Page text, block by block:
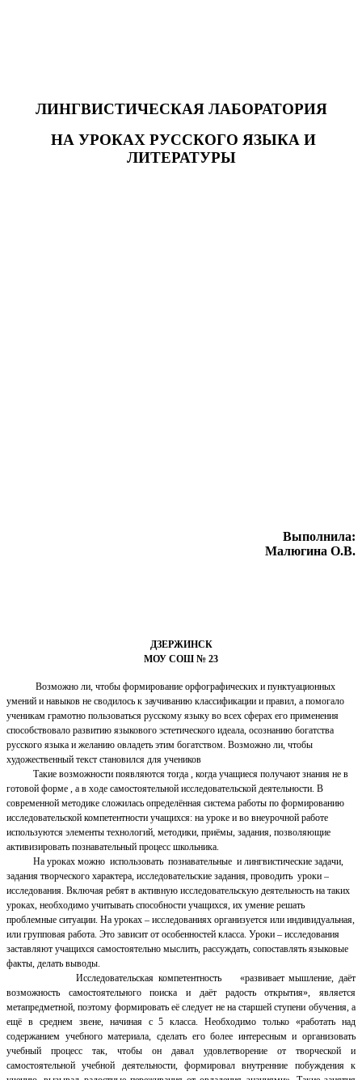
ЛИНГВИСТИЧЕСКАЯ ЛАБОРАТОРИЯ
НА УРОКАХ РУССКОГО ЯЗЫКА И
ЛИТЕРАТУРЫ
Выполнила:
Малюгина О.В.
ДЗЕРЖИНСК
МОУ СОШ № 23
Возможно ли, чтобы формирование орфографических и пунктуационных
умений и навыков не сводилось к заучиванию классификации и правил, а помогало
ученикам грамотно пользоваться русскому языку во всех сферах его применения
способствовало развитию языкового эстетического идеала, осознанию богатства
русского языка и желанию овладеть этим богатством. Возможно ли, чтобы
художественный текст становился для учеников
Такие возможности появляются тогда , когда учащиеся получают знания не в
готовой форме , а в ходе самостоятельной исследовательской деятельности. В
современной методике сложилась определённая система работы по формированию
исследовательской компетентности учащихся: на уроке и во внеурочной работе
используются элементы технологий, методики, приёмы, задания, позволяющие
активизировать познавательный процесс школьника.
На уроках можно использовать познавательные и лингвистические задачи,
задания творческого характера, исследовательские задания, проводить уроки –
исследования. Включая ребят в активную исследовательскую деятельность на таких
уроках, необходимо учитывать способности учащихся, их умение решать
проблемные ситуации. На уроках – исследованиях организуется или индивидуальная,
или групповая работа. Это зависит от особенностей класса. Уроки – исследования
заставляют учащихся самостоятельно мыслить, рассуждать, сопоставлять языковые
факты, делать выводы.
Исследовательская компетентность «развивает мышление, даёт
возможность самостоятельного поиска и даёт радость открытия», является
метапредметной, поэтому формировать её следует не на старшей ступени обучения, а
ещё в среднем звене, начиная с 5 класса. Необходимо только «работать над
содержанием учебного материала, сделать его более интересным и организовать
учебный процесс так, чтобы он давал удовлетворение от творческой и
самостоятельной учебной деятельности, формировал внутренние побуждения к